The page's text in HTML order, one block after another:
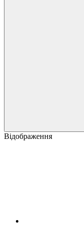
Відображення